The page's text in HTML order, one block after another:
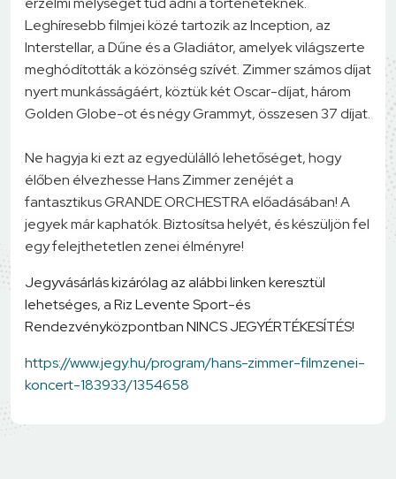
Leghíresebb filmjei közé tartozik az Inception, az
Interstellar, a Dűne és a Gladiátor, amelyek világszerte
meghódították a közönség szívét. Zimmer számos díjat
nyert munkásságáért, köztük két Oscar-díjat, három
Golden Globe-ot és négy Grammyt, összesen 37 díjat.
Ne hagyja ki ezt az egyedülálló lehetőséget, hogy
élőben élvezhesse Hans Zimmer zenéjét a
fantasztikus GRANDE ORCHESTRA előadásában! A
jegyek már kaphatók. Biztosítsa helyét, és készüljön fel
egy felejthetetlen zenei élményre!
Jegyvásárlás kizárólag az alábbi linken keresztül
lehetséges, a Riz Levente Sport-és
Rendezvényközpontban NINCS JEGYÉRTÉKESÍTÉS!
https://www.jegy.hu/program/hans-zimmer-filmzenei-
koncert-183933/1354658